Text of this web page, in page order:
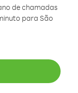
de chamadas
para São